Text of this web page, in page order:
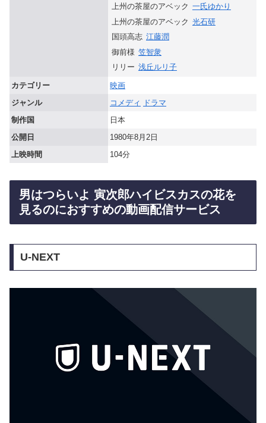
上州の茶屋のアベック 一氏ゆかり
上州の茶屋のアベック 光石研
国頭高志 江藤潤
御前様 笠智衆
リリー 浅丘ルリ子
カテゴリー
映画
ジャンル
コメディ
ドラマ
制作国
日本
公開日
1980年8月2日
上映時間
104分
男はつらいよ 寅次郎ハイビスカスの花を
見るのにおすすめの動画配信サービス
U-NEXT